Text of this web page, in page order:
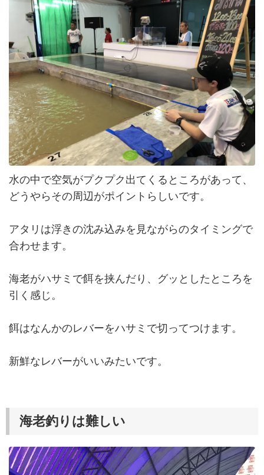
水の中で空気がプクプク出てくるところがあって、
どうやらその周辺がポイントらしいです。
アタリは浮きの沈み込みを見ながらのタイミングで
合わせます。
海老がハサミで餌を挟んだり、グッとしたところを
引く感じ。
餌はなんかのレバーをハサミで切ってつけます。
新鮮なレバーがいいみたいです。
海老釣りは難しい